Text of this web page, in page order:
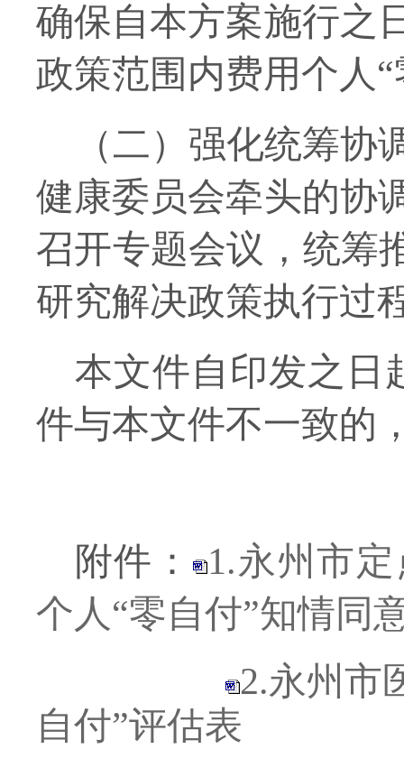
确保自本方案施行之
政策范围内费用个人
（二） 强化统筹协
健康委员会牵头的协
召开专题会议，统筹
研究解决政策执行过
本文件自印发之日
件与本文件不一致的
附件：
1.永州市
个人“零自付”知情同
2.永州市
自付”评估表